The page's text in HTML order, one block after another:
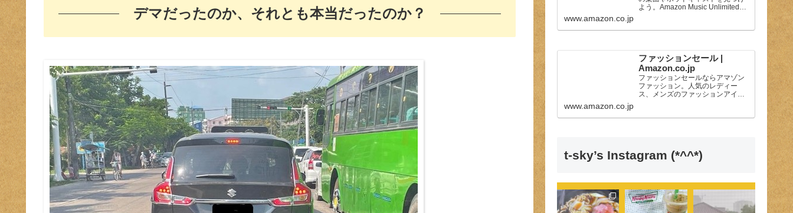
デマだったのか、それとも本当だったのか？
よう。Amazon Music Unlimitedで
みいただけます。
www.amazon.co.jp
ファッションセール |
Amazon.co.jp
ファッションセールならアマゾン
ファッション。人気のレディー
ス、メンズのファッションアイテ
料です。（一部を除く）
www.amazon.co.jp
t-sky’s Instagram (*^^*)